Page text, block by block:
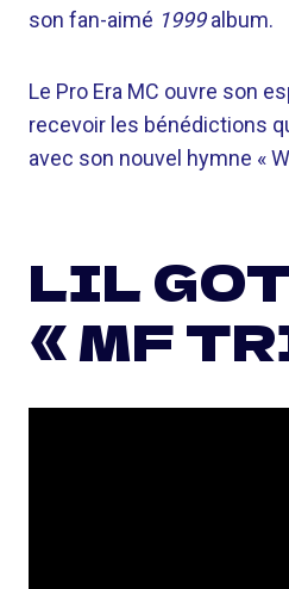
son fan-aimé 1999album.
Le Pro Era MC ouvre son
recevoir les bénédictions
avec son nouvel hymne «
LIL
« MF